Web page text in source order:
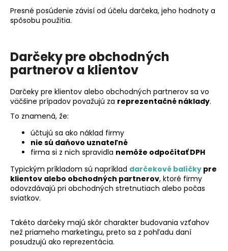
Presné posúdenie závisí od účelu darčeka, jeho hodnoty a
spôsobu použitia.
Darčeky pre obchodných
partnerov a klientov
Darčeky pre klientov alebo obchodných partnerov sa vo
väčšine prípadov považujú za reprezentačné náklady.
To znamená, že:
účtujú sa ako náklad firmy
nie sú daňovo uznateľné
firma si z nich spravidla nemôže odpočítať DPH
Typickým príkladom sú napríklad darčekové balíčky pre
klientov alebo obchodných partnerov, ktoré firmy
odovzdávajú pri obchodných stretnutiach alebo počas
sviatkov.
Takéto darčeky majú skôr charakter budovania vzťahov
než priameho marketingu, preto sa z pohľadu daní
posudzujú ako reprezentácia.
p
o
r
ú
č
a